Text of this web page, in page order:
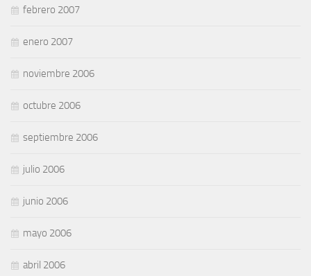
febrero 2007
enero 2007
noviembre 2006
octubre 2006
septiembre 2006
julio 2006
junio 2006
mayo 2006
abril 2006